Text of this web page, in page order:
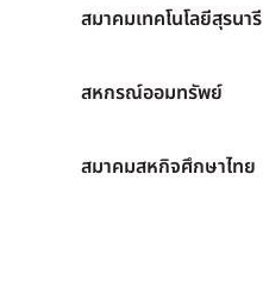
สมาคมเทคโนโลยีสุรนารี
สหกรณ์ออมทรัพย์
สมาคมสหกิจศึกษาไทย